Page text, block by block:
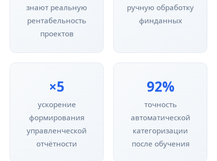
знают реальную
рентабельность
проектов
ручную обработку
финданных
×5
ускорение
формирования
управленческой
отчётности
92%
точность
автоматической
категоризации
после обучения